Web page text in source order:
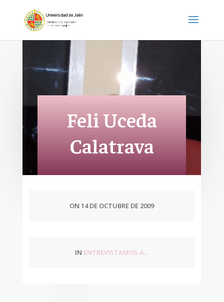
Feli Uceda
Calatrava
ON 14 DE OCTUBRE DE 2009
IN ENTREVISTAMOS A...